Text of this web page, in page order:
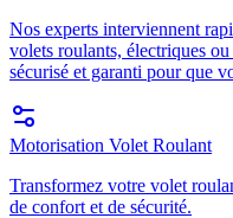
Nos experts interviennent
volets roulants, électriques
sécurisé et garanti pour que
Motorisation Volet Roulant
Transformez votre volet
de confort et de sécurité.